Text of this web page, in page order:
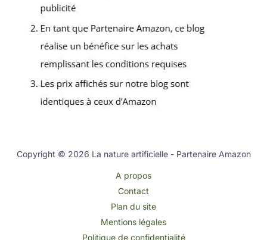
Copyright © 2026 La nature artificielle - Partenaire Amazon
A propos
Contact
Plan du site
Mentions légales
Politique de confidentialité